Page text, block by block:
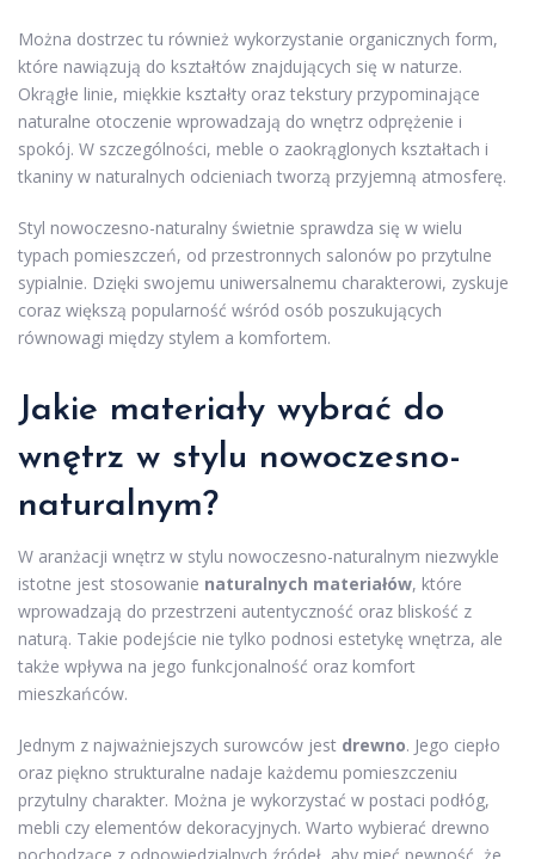
Można dostrzec tu również wykorzystanie organicznych form,
które nawiązują do kształtów znajdujących się w naturze.
Okrągłe linie, miękkie kształty oraz tekstury przypominające
naturalne otoczenie wprowadzają do wnętrz odprężenie i
spokój. W szczególności, meble o zaokrąglonych kształtach i
tkaniny w naturalnych odcieniach tworzą przyjemną atmosferę.
Styl nowoczesno-naturalny świetnie sprawdza się w wielu
typach pomieszczeń, od przestronnych salonów po przytulne
sypialnie. Dzięki swojemu uniwersalnemu charakterowi, zyskuje
coraz większą popularność wśród osób poszukujących
równowagi między stylem a komfortem.
Jakie materiały wybrać do
wnętrz w stylu nowoczesno-
naturalnym?
W aranżacji wnętrz w stylu nowoczesno-naturalnym niezwykle
istotne jest stosowanie naturalnych materiałów, które
wprowadzają do przestrzeni autentyczność oraz bliskość z
naturą. Takie podejście nie tylko podnosi estetykę wnętrza, ale
także wpływa na jego funkcjonalność oraz komfort
mieszkańców.
Jednym z najważniejszych surowców jest drewno. Jego ciepło
oraz piękno strukturalne nadaje każdemu pomieszczeniu
przytulny charakter. Można je wykorzystać w postaci podłóg,
mebli czy elementów dekoracyjnych. Warto wybierać drewno
pochodzące z odpowiedzialnych źródeł, aby mieć pewność, że